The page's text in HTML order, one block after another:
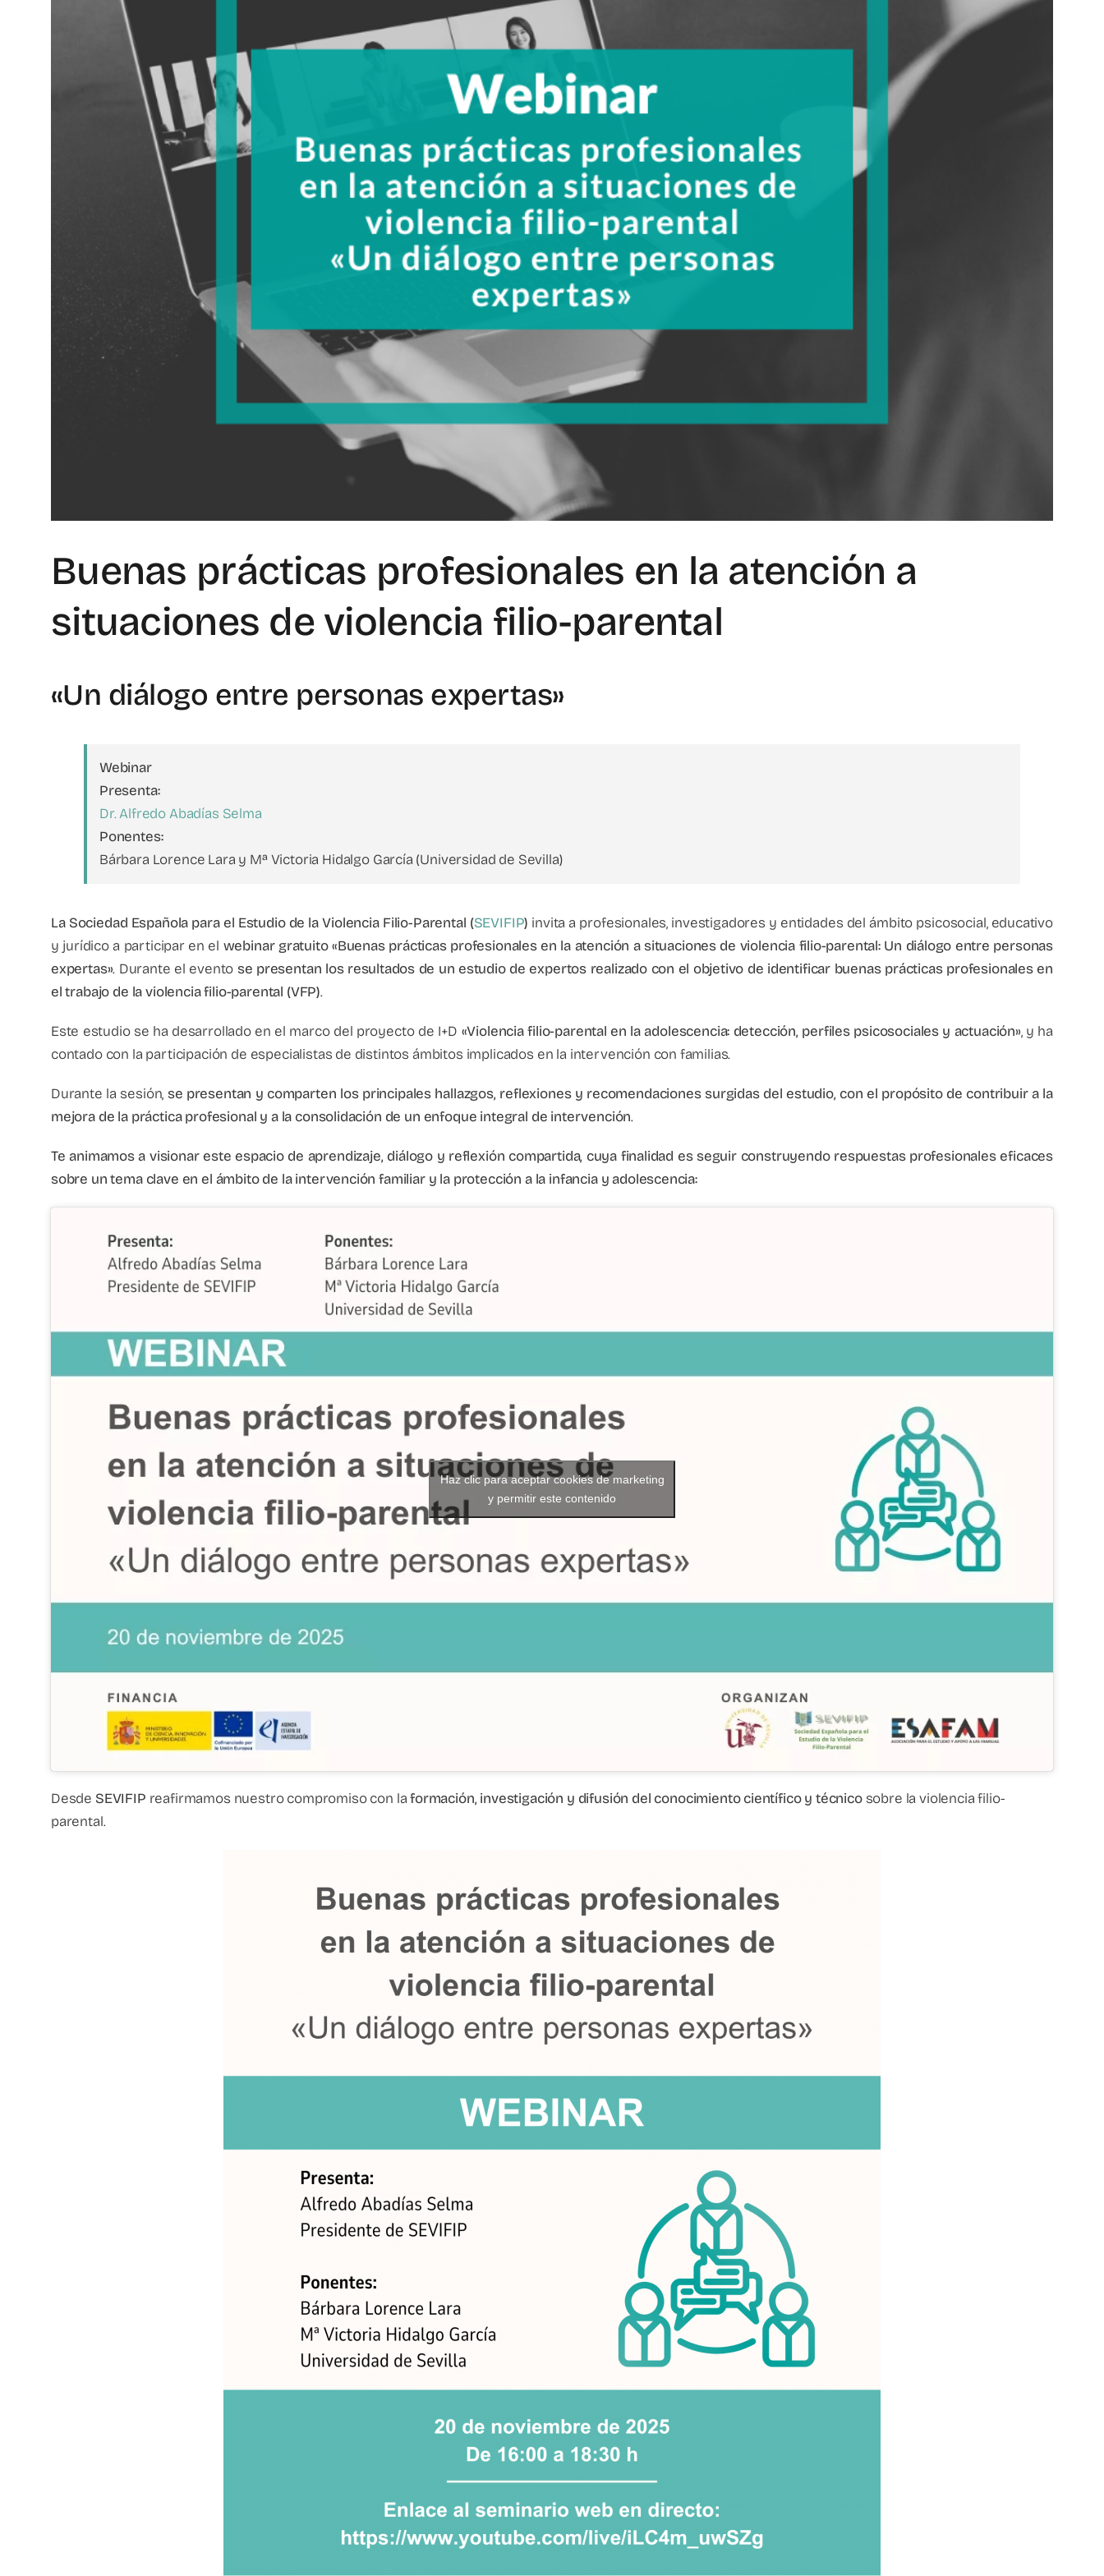
Buenas prácticas profesionales en la atención a
situaciones de violencia filio-parental
«Un diálogo entre personas expertas»
Webinar
Presenta:
Dr. Alfredo Abadías Selma
Ponentes:
Bárbara Lorence Lara y Mª Victoria Hidalgo García (Universidad de Sevilla)
La Sociedad Española para el Estudio de la Violencia Filio-Parental (SEVIFIP) invita a profesionales, investigadores y entidades del ámbito psicosocial, educativo
y jurídico a participar en el webinar gratuito «Buenas prácticas profesionales en la atención a situaciones de violencia filio-parental: Un diálogo entre personas
expertas». Durante el evento se presentan los resultados de un estudio de expertos realizado con el objetivo de identificar buenas prácticas profesionales en
el trabajo de la violencia filio-parental (VFP).
Este estudio se ha desarrollado en el marco del proyecto de I+D «Violencia filio-parental en la adolescencia: detección, perfiles psicosociales y actuación», y ha
contado con la participación de especialistas de distintos ámbitos implicados en la intervención con familias.
Durante la sesión, se presentan y comparten los principales hallazgos, reflexiones y recomendaciones surgidas del estudio, con el propósito de contribuir a la
mejora de la práctica profesional y a la consolidación de un enfoque integral de intervención.
Te animamos a visionar este espacio de aprendizaje, diálogo y reflexión compartida, cuya finalidad es seguir construyendo respuestas profesionales eficaces
sobre un tema clave en el ámbito de la intervención familiar y la protección a la infancia y adolescencia:
Haz clic para aceptar cookies de marketing
y permitir este contenido
Desde SEVIFIP reafirmamos nuestro compromiso con laformación, investigación y difusión del conocimiento científico y técnicosobre la violencia filio-
parental.